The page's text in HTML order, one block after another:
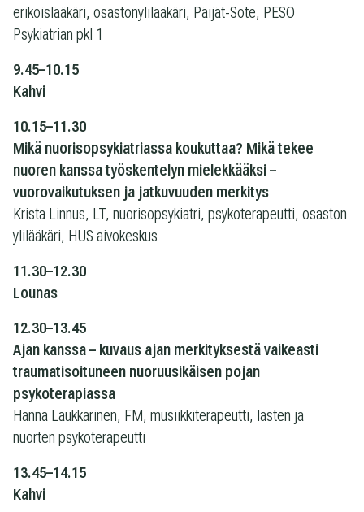
erikoislääkäri, osastonylilääkäri, Päijät-Sote, PESO
Psykiatrian pkl 1
9.45–10.15
Kahvi
10.15–11.30
Mikä nuorisopsykiatriassa koukuttaa? Mikä tekee
nuoren kanssa työskentelyn mielekkääksi –
vuorovaikutuksen ja jatkuvuuden merkitys
Krista Linnus, LT, nuorisopsykiatri, psykoterapeutti, osaston
ylilääkäri, HUS aivokeskus
11.30–12.30
Lounas
12.30–13.45
Ajan kanssa – kuvaus ajan merkityksestä vaikeasti
traumatisoituneen nuoruusikäisen pojan
psykoterapiassa
Hanna Laukkarinen, FM, musiikkiterapeutti, lasten ja
nuorten psykoterapeutti
13.45–14.15
Kahvi